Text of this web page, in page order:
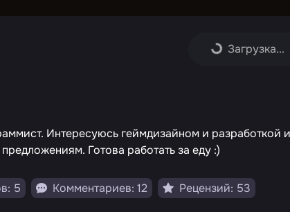
Загрузка...
Интересуюсь геймдизайном и разработкой
Готова работать за еду :)
5 Комментариев: 12 Рецензий: 53